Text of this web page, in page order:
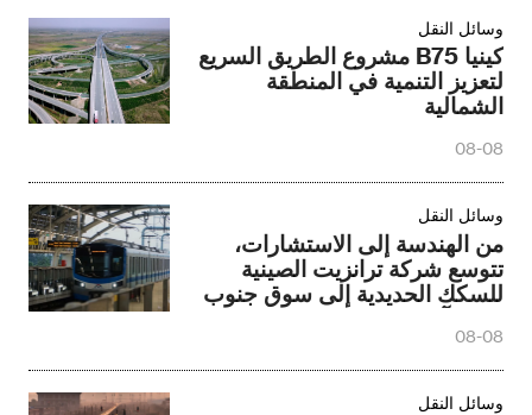
وسائل النقل
كينيا B75 مشروع الطريق السريع
لتعزيز التنمية في المنطقة
الشمالية
08-08
وسائل النقل
من الهندسة إلى الاستشارات،
تتوسع شركة ترانزيت الصينية
للسكك الحديدية إلى سوق جنوب
08-08
وسائل النقل